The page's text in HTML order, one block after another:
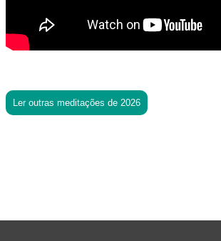
Ler outras meditações de 2026